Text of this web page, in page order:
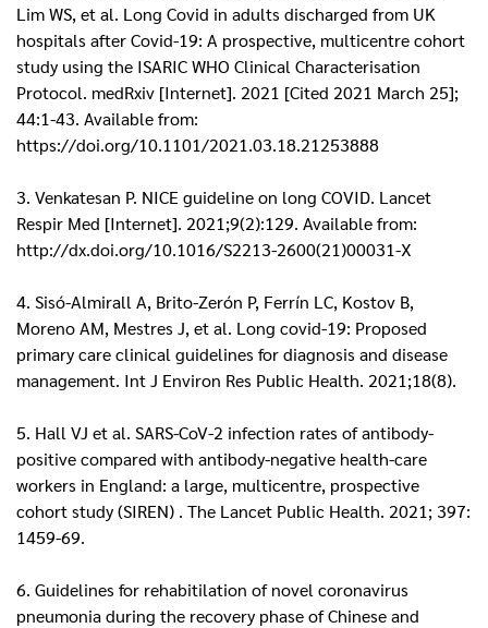
Lim WS, et al. Long Covid in adults discharged from UK
hospitals after Covid-19: A prospective, multicentre cohort
study using the ISARIC WHO Clinical Characterisation
Protocol. medRxiv [Internet]. 2021 [Cited 2021 March 25];
44:1-43. Available from:
https://doi.org/10.1101/2021.03.18.21253888
3. Venkatesan P. NICE guideline on long COVID. Lancet
Respir Med [Internet]. 2021;9(2):129. Available from:
http://dx.doi.org/10.1016/S2213-2600(21)00031-X
4. Sisó-Almirall A, Brito-Zerón P, Ferrín LC, Kostov B,
Moreno AM, Mestres J, et al. Long covid-19: Proposed
primary care clinical guidelines for diagnosis and disease
management. Int J Environ Res Public Health. 2021;18(8).
5. Hall VJ et al. SARS-CoV-2 infection rates of antibody-
positive compared with antibody-negative health-care
workers in England: a large, multicentre, prospective
cohort study (SIREN) . The Lancet Public Health. 2021; 397:
1459-69.
6. Guidelines for rehabitilation of novel coronavirus
pneumonia during the recovery phase of Chinese and